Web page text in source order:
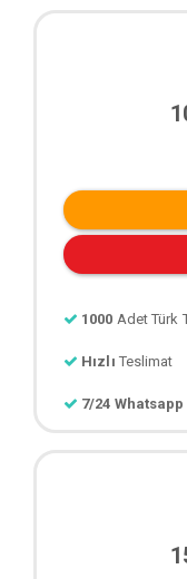
1000 Adet Türk
Hızlı Teslimat
7/24 Whatsapp